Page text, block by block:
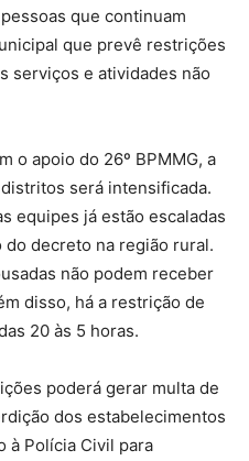
que continuam
que prevê restrições
serviços e atividades não
o apoio do 26º BPMMG, a
será intensificada.
equipes já estão escaladas
decreto na região rural.
não podem receber
disso, há a restrição de
20 às 5 horas.
poderá gerar multa de
dos estabelecimentos
à Polícia Civil para